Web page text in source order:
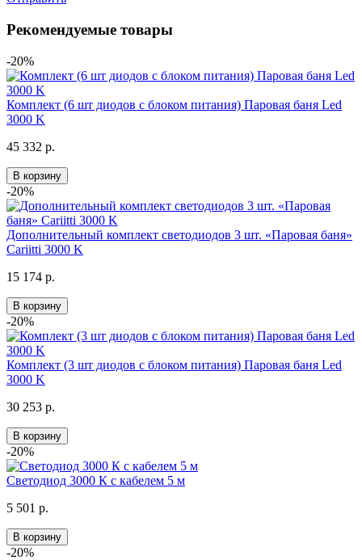
Рекомендуемые товары
-20%
Комплект (6 шт диодов с блоком питания) Паровая баня Led
3000 K
45 332 р.
В корзину
-20%
Дополнительный комплект светодиодов 3 шт. «Паровая баня»
Cariitti 3000 K
15 174 р.
В корзину
-20%
Комплект (3 шт диодов с блоком питания) Паровая баня Led
3000 K
30 253 р.
В корзину
-20%
Светодиод 3000 К с кабелем 5 м
5 501 р.
В корзину
-20%